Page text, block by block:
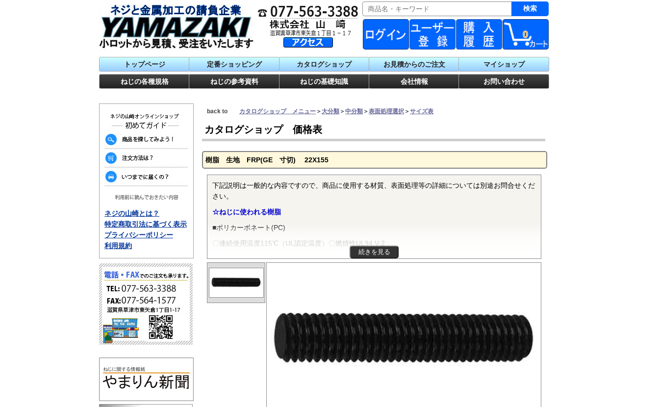
0
トップページ 定番ショッピング カタログショップ お見積からのご注文 マイショップ
ねじの各種規格 ねじの参考資料 ねじの基礎知識 会社情報 お問い合わせ
ネジの山崎とは？
特定商取引法に基づく表示
プライバシーポリシー
利用規約
back to カタログショップ メニュー ＞大分類 ＞中分類 ＞表面処理選択 ＞サイズ表
カタログショップ 価格表
樹脂 生地 FRP(GE 寸切) 22X155
下記説明は一般的な内容ですので、商品に使用する材質、表面処理等の詳細については別途お問合せくだ
さい。
☆ねじに使われる樹脂
■ポリカーボネート(PC)
〇連続使用温度115℃（UL認定温度）〇燃焼性UL94 V-2
ポリカーボネートは非晶性のエンジニアリングプラスチックです。抜群の耐衝撃性を有し、機械的特
性、電気的特性などをバランスよく備え、かつ透明で自己消火性を示すことから、電気・電子分野から自
動車、医療分野にいたるまで、幅広く用いられます。
■ポリフェニレンサルファイド(PPS)
〇連続使用温度200℃（UL認定温度）〇燃焼性UL94 V-0
PPSは結晶性のスーパーエンジニアリングプラスチックです。優れた耐熱性を有し、高温度雰囲気中で
長時間使用しても物性劣化はほとんどありません。また、耐薬品性、機械的特性、電気的特性、および寸
法安定性にも優れ、電気・電子部品、自動車部品、化学機械部品などに用いられています。
■ガラス繊維強化ポリアミドMXD6(RENY)
続きを見る